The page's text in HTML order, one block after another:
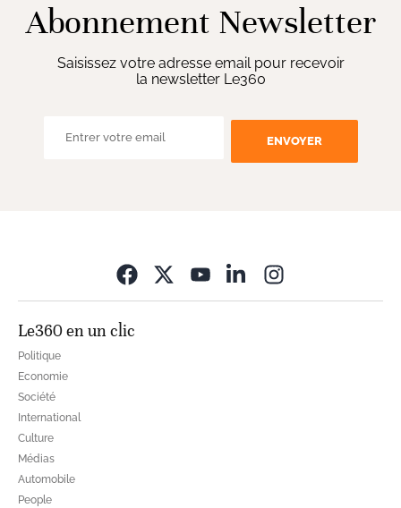
Abonnement Newsletter
Saisissez votre adresse email pour recevoir
la newsletter Le360
ENVOYER
Le360 en un clic
Politique
Economie
Société
International
Culture
Médias
Automobile
People